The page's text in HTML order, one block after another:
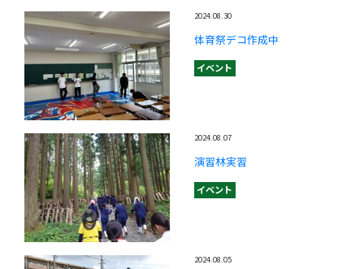
2024.08.30
体育祭デコ作成中
イベント
2024.08.07
演習林実習
イベント
2024.08.05